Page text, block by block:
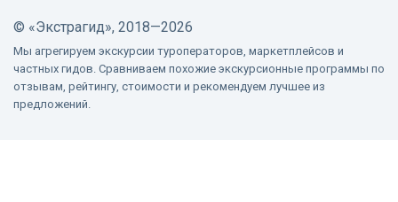
© «Экстрагид», 2018—2026
Мы агрегируем экскурсии туроператоров, маркетплейсов и
частных гидов. Сравниваем похожие экскурсионные программы по
отзывам, рейтингу, стоимости и рекомендуем лучшее из
предложений.